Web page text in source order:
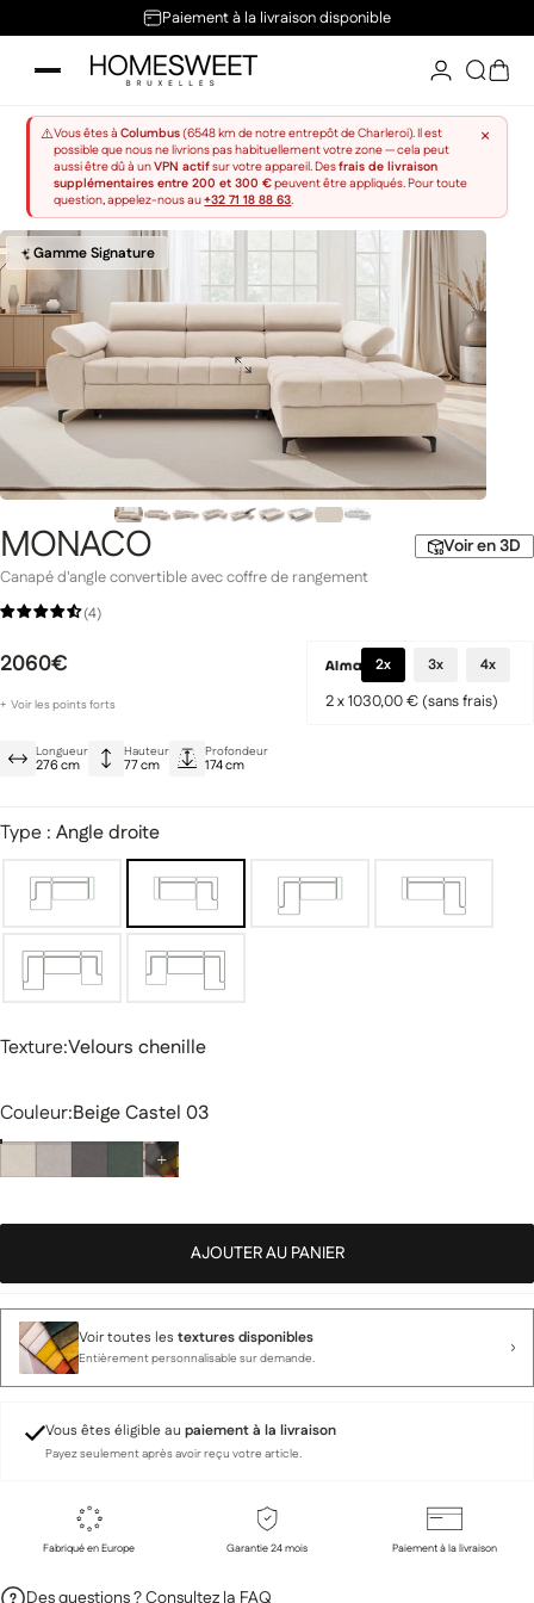
Passer au contenu Paiement à la livraison disponible
Home Sweet
Canapés modulaires
⚠️Vous êtes àColumbus(6548 km de notre entrepôt de Charleroi). Il est
possible que nous ne livrions pas habituellement votre zone — cela peut
aussi être dû à unVPN actifsur votre appareil. Desfrais de livraison
supplémentaires entre 200 et 300 €peuvent être appliqués. Pour toute
question, appelez-nous au+32 71 18 88 63.
×
Gamme Signature
MONACO Voir en 3D
Canapé d'angle convertible avec coffre de rangement
(4)
2060€ 2x 3x 4x
2 x 1030,00 € (sans frais)
+ Voir les points forts
Convertible en lit avec coffre intégré
Appuis-tête réglables
Longueur
276 cm
Hauteur
77 cm
Profondeur
174 cm
Type : Angle droite
Texture
Texture:Velours chenille
Couleur
Couleur:Beige Castel 03
AJOUTER AU PANIER
Voir toutes les textures disponibles
Entièrement personnalisable sur demande.
Vous êtes éligible au paiement à la livraison
Payez seulement après avoir reçu votre article.
Fabriqué en Europe Garantie 24 mois Paiement à la livraison
Des questions ? Consultez la FAQ